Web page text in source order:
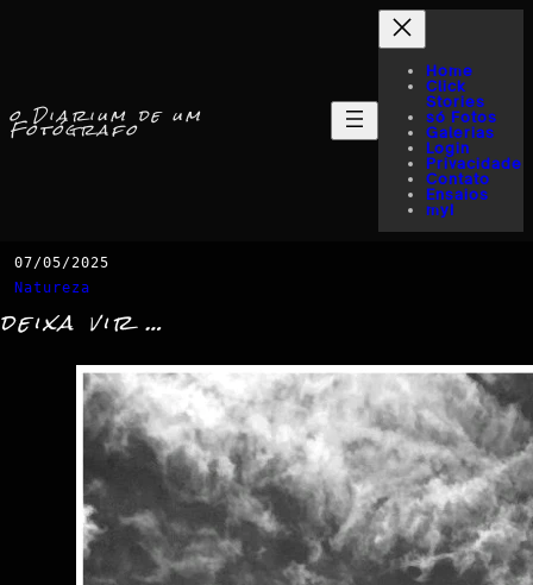
o Diarium de um
Fotógrafo
Home
Click
Stories
só Fotos
Galerias
Login
Privacidade
Contato
Ensaios
myI
07/05/2025
Natureza
deixa vir …